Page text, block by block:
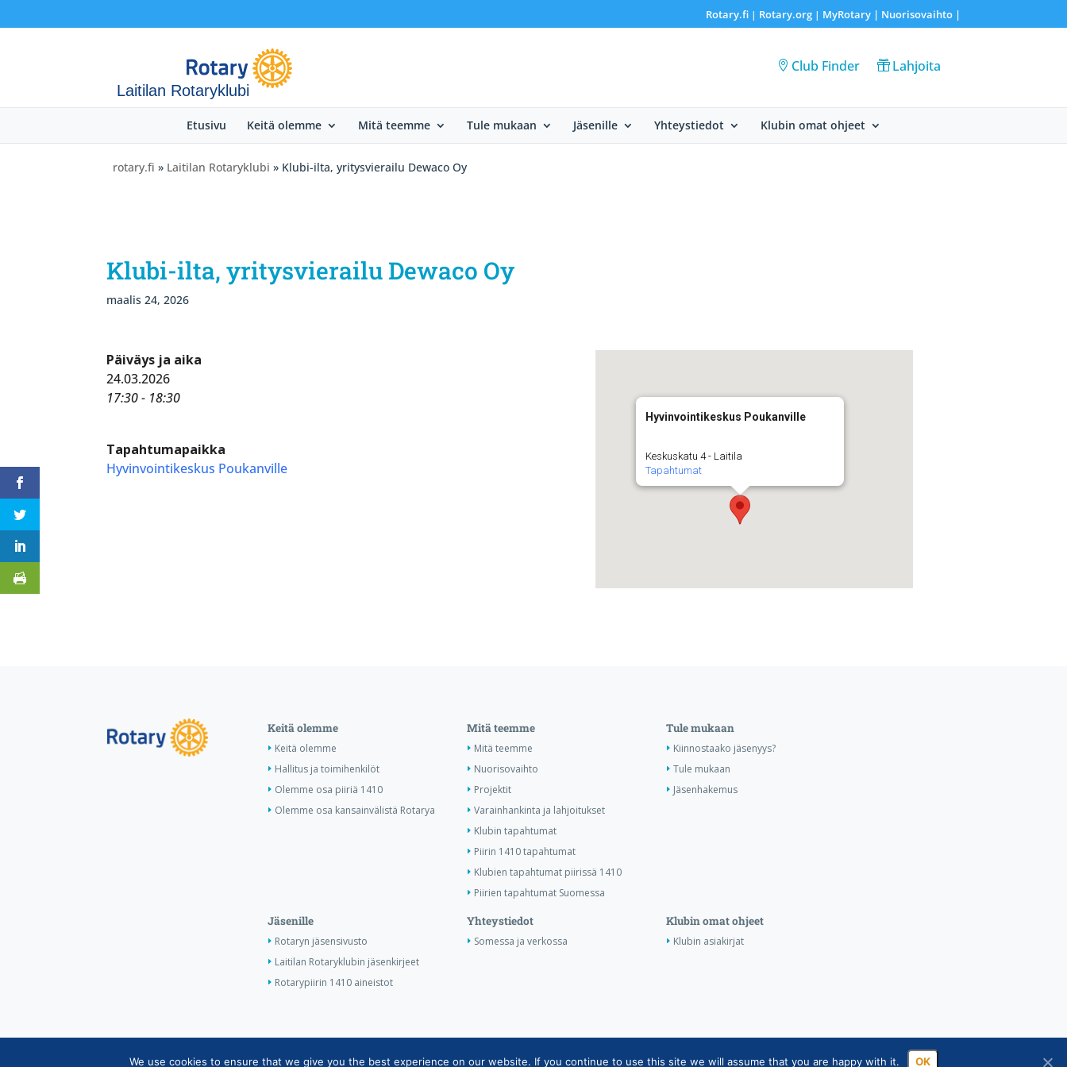
Rotary.fi| Rotary.org| MyRotary | Nuorisovaihto|
Laitilan Rotaryklubi
Club Finder Lahjoita
Etusivu Keitä olemme Mitä teemme Tule mukaan Jäsenille Yhteystiedot Klubin omat ohjeet
rotary.fi » Laitilan Rotaryklubi » Klubi-ilta, yritysvierailu Dewaco Oy
Klubi-ilta, yritysvierailu Dewaco Oy
maalis 24, 2026
Hyvinvointikeskus Poukanville
Keskuskatu 4 - Laitila
Tapahtumat
Päiväys ja aika
24.03.2026
17:30 - 18:30
Tapahtumapaikka
Hyvinvointikeskus Poukanville
Keitä olemme
Keitä olemme
Hallitus ja toimihenkilöt
Olemme osa piiriä 1410
Olemme osa kansainvälistä Rotarya
Mitä teemme
Mitä teemme
Nuorisovaihto
Projektit
Varainhankinta ja lahjoitukset
Klubin tapahtumat
Piirin 1410 tapahtumat
Klubien tapahtumat piirissä 1410
Piirien tapahtumat Suomessa
Tule mukaan
Kiinnostaako jäsenyys?
Tule mukaan
Jäsenhakemus
Jäsenille
Rotaryn jäsensivusto
Laitilan Rotaryklubin jäsenkirjeet
Rotarypiirin 1410 aineistot
Yhteystiedot
Somessa ja verkossa
Klubin omat ohjeet
Klubin asiakirjat
Copyright © Suomen Rotarypalvelu ry 2026 | Jäsentietojärjestelmän tietosuojaseloste|Henkilötietojen käsittely Rotarytoiminnassa
We use cookies to ensure that we give you the best experience on our website. If you continue to use this site we will assume that you are happy with it. OK